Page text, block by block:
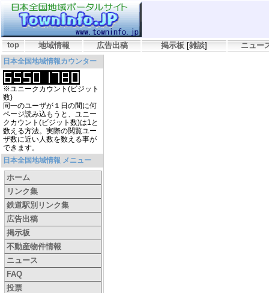
top 地域情報 広告出稿 掲示板 [雑談] ニュー
日本全国地域情報カウンター
※ユニークカウント(ビジット
数)
同一のユーザが１日の間に何
ページ読み込もうと、ユニー
クカウント(ビジット数)は1と
数える方法。実際の閲覧ユー
ザ数に近い人数を数える事が
できます。
日本全国地域情報 メニュー
ホーム
リンク集
鉄道駅別リンク集
広告出稿
掲示板
不動産物件情報
ニュース
FAQ
投票